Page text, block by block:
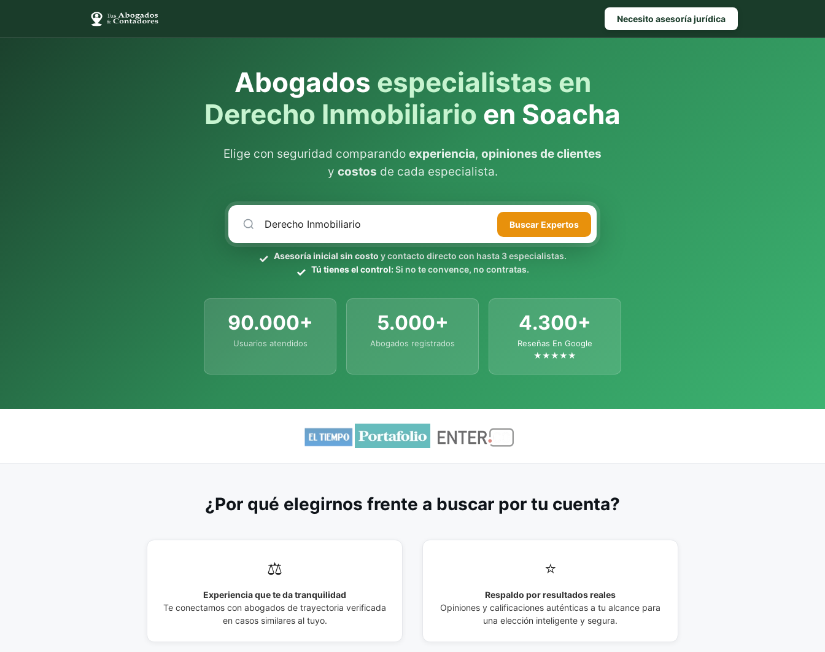
Necesito asesoría jurídica
Abogados especialistas en
Derecho Inmobiliario en Soacha
Elige con seguridad comparando experiencia, opiniones de clientes
y costos de cada especialista.
BuscarExpertos
Asesoría inicial sin costo y contacto directo con hasta 3 especialistas.
Tú tienes el control:Si no te convence, no contratas.
90.000+
Usuarios atendidos
5.000+
Abogados registrados
4.300+
Reseñas En Google
★★★★★
¿Por qué elegirnos frente a buscar por tu cuenta?
⚖️
Experiencia que te da tranquilidad
Te conectamos con abogados de trayectoria verificada
en casos similares al tuyo.
⭐
Respaldo por resultados reales
Opiniones y calificaciones auténticas a tu alcance para
una elección inteligente y segura.